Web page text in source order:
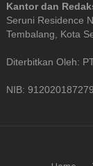
Kantor dan
Seruni Residence
Tembalang, Kota
Diterbitkan Oleh:
NIB: